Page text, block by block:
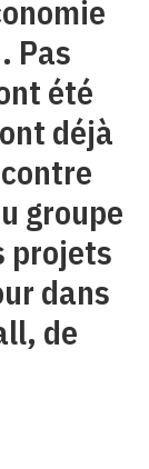
Pas
été
déjà
groupe
projets
dans
de